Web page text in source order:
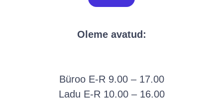
Oleme avatud:
Büroo E-R 9.00 – 17.00
Ladu E-R 10.00 – 16.00